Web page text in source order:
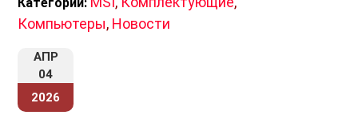
Компьютеры, Новости
АПР
04
2026